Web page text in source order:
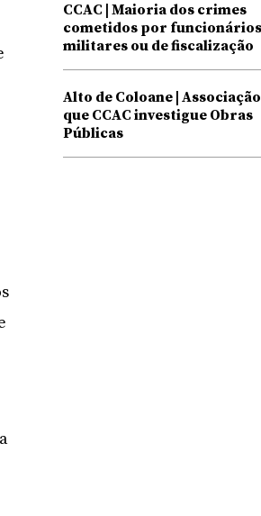
CCAC | Maioria dos crimes
cometidos por funcionários
militares ou de fiscalização
Alto de Coloane |
que CCAC investigue Obras
Públicas